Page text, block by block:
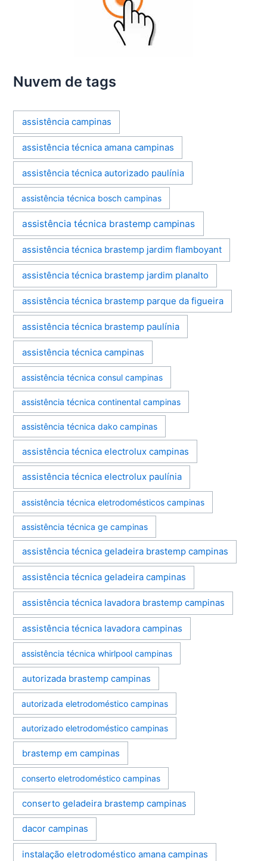
Nuvem de tags
assistência campinas
assistência técnica amana campinas
assistência técnica autorizado paulínia
assistência técnica bosch campinas
assistência técnica brastemp campinas
assistência técnica brastemp jardim flamboyant
assistência técnica brastemp jardim planalto
assistência técnica brastemp parque da figueira
assistência técnica brastemp paulínia
assistência técnica campinas
assistência técnica consul campinas
assistência técnica continental campinas
assistência técnica dako campinas
assistência técnica electrolux campinas
assistência técnica electrolux paulínia
assistência técnica eletrodomésticos campinas
assistência técnica ge campinas
assistência técnica geladeira brastemp campinas
assistência técnica geladeira campinas
assistência técnica lavadora brastemp campinas
assistência técnica lavadora campinas
assistência técnica whirlpool campinas
autorizada brastemp campinas
autorizada eletrodoméstico campinas
autorizado eletrodoméstico campinas
brastemp em campinas
conserto eletrodoméstico campinas
conserto geladeira brastemp campinas
dacor campinas
instalação eletrodoméstico amana campinas